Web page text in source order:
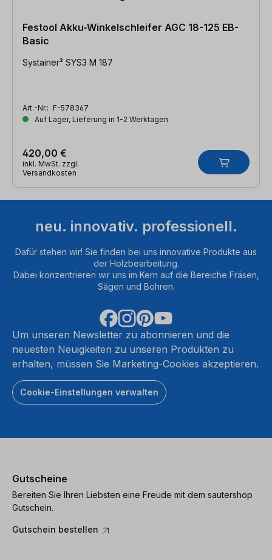
Festool Akku-Winkelschleifer AGC 18-125 EB-
Basic
Systainer³ SYS3 M 187
Art.-Nr.: F-578367
Auf Lager, Lieferung in 1-2 Werktagen
420,00 €
inkl. MwSt. zzgl.
Versandkosten
neu. innovativ. professionell.
Dafür stehen wir! Sie finden bei uns innovative Produkte aus
der Holzbearbeitung.
Dabei konzentrieren wir uns im Kern auf die Bereiche Fräsen,
Sägen und Bohren.
Um unseren Newsletter zu abonnieren und die
neuesten Neuigkeiten zu unseren Produkten zu
erhalten, müssen Sie Marketing-Cookies akzeptieren.
Cookie-Einstellungen verwalten
Gutscheine
Bereiten Sie Ihren Liebsten eine Freude mit dem sautershop
Gutschein.
Gutschein bestellen